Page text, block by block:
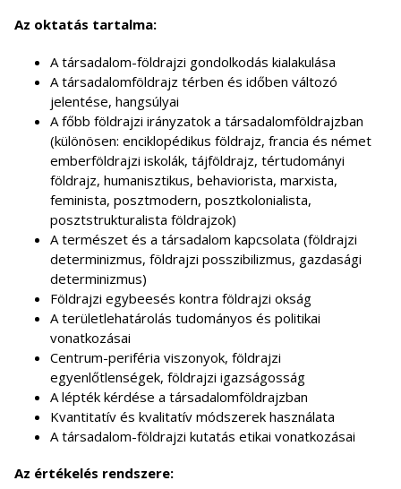
Az oktatás tartalma:
A társadalom-földrajzi gondolkodás kialakulása
A társadalomföldrajz térben és időben változó
jelentése, hangsúlyai
A főbb földrajzi irányzatok a társadalomföldrajzban
(különösen: enciklopédikus földrajz, francia és német
emberföldrajzi iskolák, tájföldrajz, tértudományi
földrajz, humanisztikus, behaviorista, marxista,
feminista, posztmodern, posztkolonialista,
posztstrukturalista földrajzok)
A természet és a társadalom kapcsolata (földrajzi
determinizmus, földrajzi posszibilizmus, gazdasági
determinizmus)
Földrajzi egybeesés kontra földrajzi okság
A területlehatárolás tudományos és politikai
vonatkozásai
Centrum-periféria viszonyok, földrajzi
egyenlőtlenségek, földrajzi igazságosság
A lépték kérdése a társadalomföldrajzban
Kvantitatív és kvalitatív módszerek használata
A társadalom-földrajzi kutatás etikai vonatkozásai
Az értékelés rendszere: